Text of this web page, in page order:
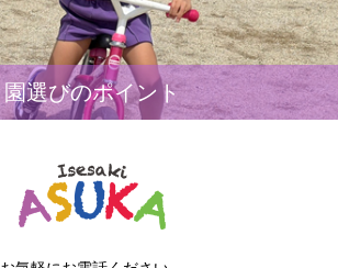
園選びのポイント